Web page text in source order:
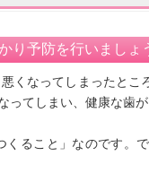
り予防を行いましょ
くなってしまったと
てしまい、健康な歯
ること」なのです。